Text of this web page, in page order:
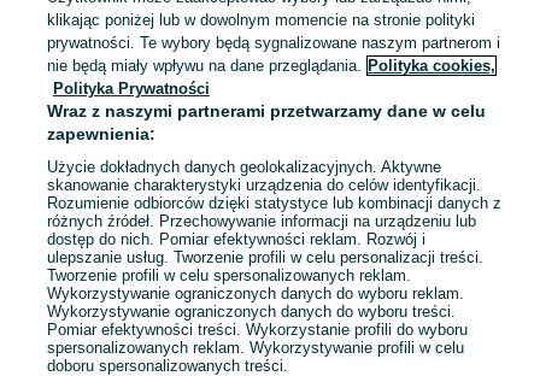
Ostrołęka
04 sierpnia 2026
kolor czarny
Warszawa, Wilanów
04 sierpnia 2026
1 2 3 ... 9
klikając poniżej lub w dowolnym momencie na stronie polityki
prywatności. Te wybory będą sygnalizowane naszym partnerom i
nie będą miały wpływu na dane przeglądania. Polityka cookies,
Polityka Prywatności
Wraz z naszymi partnerami przetwarzamy dane w celu
zapewnienia:
Użycie dokładnych danych geolokalizacyjnych. Aktywne
skanowanie charakterystyki urządzenia do celów identyfikacji.
Rozumienie odbiorców dzięki statystyce lub kombinacji danych z
różnych źródeł. Przechowywanie informacji na urządzeniu lub
dostęp do nich. Pomiar efektywności reklam. Rozwój i
ulepszanie usług. Tworzenie profili w celu personalizacji treści.
Tworzenie profili w celu spersonalizowanych reklam.
Wykorzystywanie ograniczonych danych do wyboru reklam.
Wykorzystywanie ograniczonych danych do wyboru treści.
Pomiar efektywności treści. Wykorzystanie profili do wyboru
spersonalizowanych reklam. Wykorzystywanie profili w celu
doboru spersonalizowanych treści.